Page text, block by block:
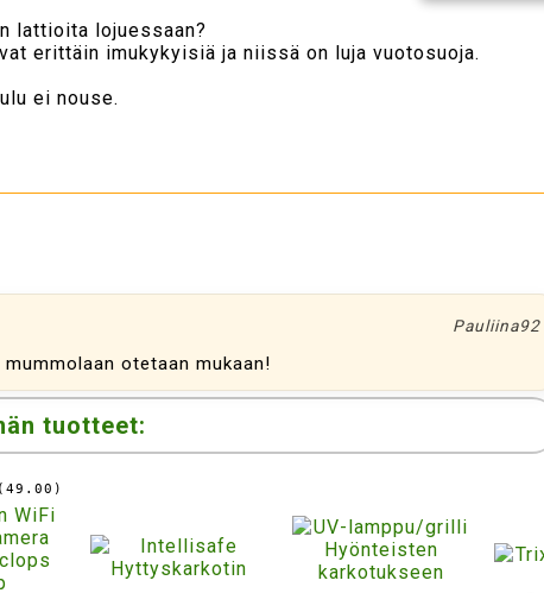
lattioita lojuessaan?
erittäin imukykyisiä ja niissä on luja vuotosuoja.
ei nouse.
Pauliina92
otetaan mukaan!
tuotteet:
(49.00)